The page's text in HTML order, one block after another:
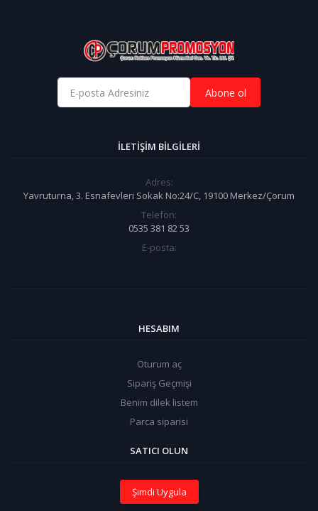
Abone ol
İLETIŞIM BILGILERI
Adres:
Yavruturna, 3. Esnafevleri Sokak No:24/C, 19100 Merkez/Çorum
Telefon:
0535 381 82 53
E-posta:
HESABIM
Oturum aç
Sipariş Geçmişi
Benim dilek listem
Parca siparisi
SATICI OLUN
Şimdi Uygula